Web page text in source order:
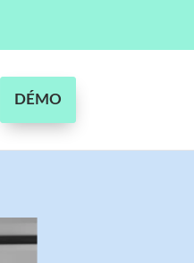
DÉMO